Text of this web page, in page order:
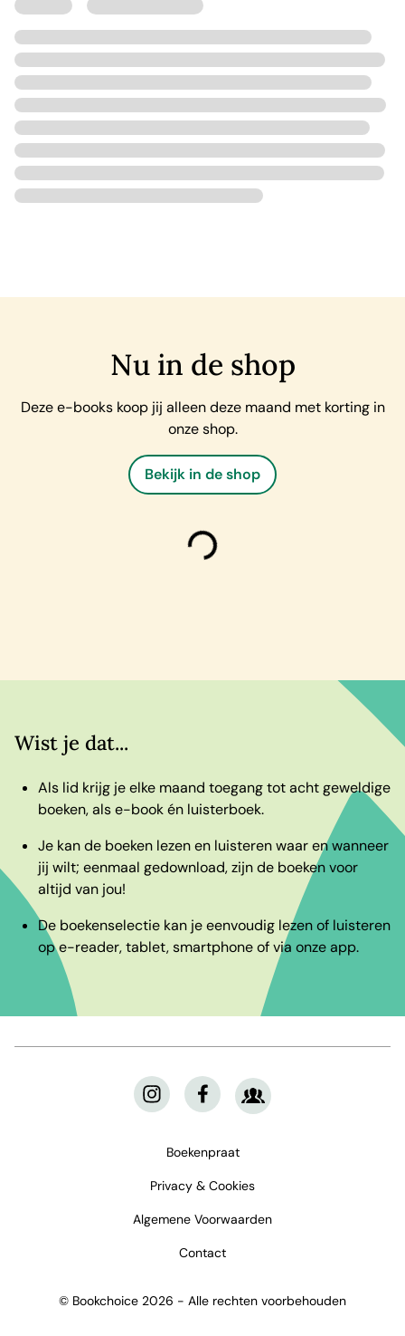
Nu in de shop
Deze e-books koop jij alleen deze maand met korting in
onze shop.
Bekijk in de shop
laden
Wist je dat...
Als lid krijg je elke maand toegang tot acht geweldige
boeken, als e-book én luisterboek.
Je kan de boeken lezen en luisteren waar en wanneer
jij wilt; eenmaal gedownload, zijn de boeken voor
altijd van jou!
De boekenselectie kan je eenvoudig lezen of luisteren
op e-reader, tablet, smartphone of via onze app.
Boekenpraat
Privacy & Cookies
Algemene Voorwaarden
Contact
© Bookchoice 2026 - Alle rechten voorbehouden